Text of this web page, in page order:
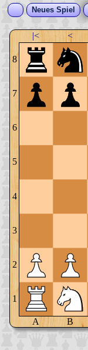
Neues Spiel
|< <
8
7
6
5
4
3
2
1
A B